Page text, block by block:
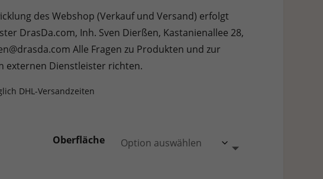
des Webshop (Verkauf und Versand) erfolgt
DrasDa.com, Inh. Sven Dierßen, Kastanienallee 28,
Alle Fragen zu Produkten und zur
externen Dienstleister richten.
DHL-Versandzeiten
Oberfläche